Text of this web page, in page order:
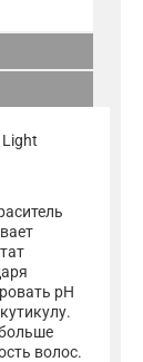
Light
pH
волос.